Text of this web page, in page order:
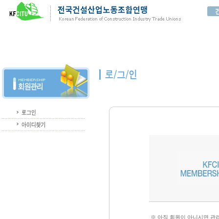
※ 아직 회원이 아니시면 관